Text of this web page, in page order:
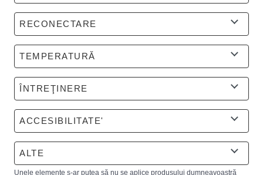
RECONECTARE
TEMPERATURĂ
ÎNTREŢINERE
ACCESIBILITATE'
ALTE
Unele elemente s-ar putea să nu se aplice produsului dumneavoastră